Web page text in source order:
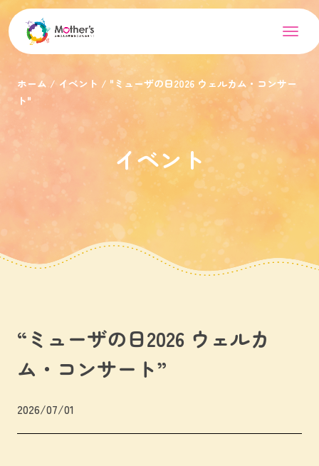
ホーム イベント
"ミューザの日2026 ウェルカム・コンサー
ト"
イベント
“ミューザの日2026 ウェルカ
ム・コンサート”
2026/07/01